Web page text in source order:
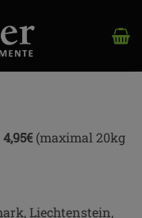
4,95€ (maximal 20kg
Liechtenstein,